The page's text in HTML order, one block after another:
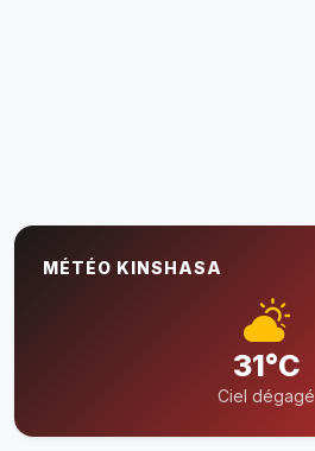
MÉTÉO KINSHASA
31°C
Ciel dégagé